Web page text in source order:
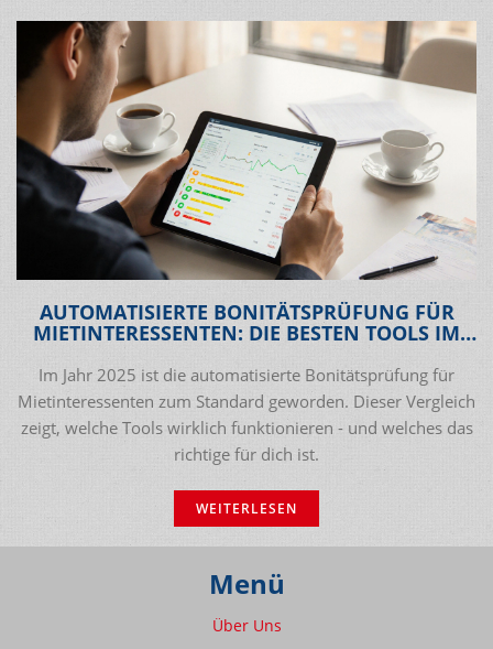
AUTOMATISIERTE BONITÄTSPRÜFUNG FÜR
MIETINTERESSENTEN: DIE BESTEN TOOLS IM
Im Jahr 2025 ist die automatisierte Bonitätsprüfung für
Mietinteressenten zum Standard geworden. Dieser Vergleich
zeigt, welche Tools wirklich funktionieren - und welches das
richtige für dich ist.
WEITERLESEN
Menü
Über Uns